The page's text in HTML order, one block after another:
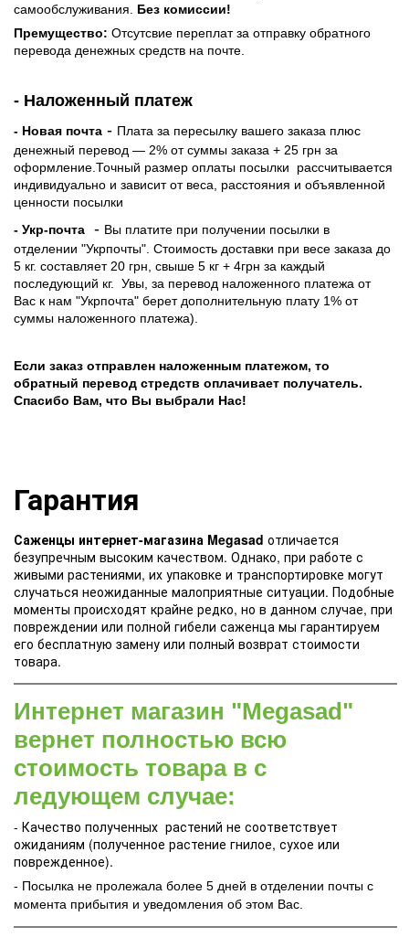
самообслуживания. Без комиссии!
Премущество: Отсутсвие переплат за отправку обратного
перевода денежных средств на почте.
- Наложенный платеж
- Новая почта - Плата за пересылку вашего заказа плюс
денежный перевод — 2% от суммы заказа + 25 грн за
оформление.Точный размер оплаты посылки рассчитывается
индивидуально и зависит от веса, расстояния и объявленной
ценности посылки
- Укр-почта
- Вы платите при получении посылки в
отделении "Укрпочты". Стоимость доставки при весе заказа до
5 кг. составляет 20 грн, свыше 5 кг + 4грн за каждый
последующий кг. Увы, за перевод наложенного платежа от
Вас к нам "Укрпочта" берет дополнительную плату 1% от
суммы наложенного платежа).
Если заказ отправлен наложенным платежом, то
обратный перевод стредств оплачивает получатель.
Спасибо Вам, что Вы выбрали Нас!
Гарантия
Саженцы интернет-магазина Megasad отличается
безупречным высоким качеством. Однако, при работе с
живыми растениями, их упаковке и транспортировке могут
случаться неожиданные малоприятные ситуации. Подобные
моменты происходят крайне редко, но в данном случае, при
повреждении или полной гибели саженца мы гарантируем
его бесплатную замену или полный возврат стоимости
товара.
Интернет магазин "Megasad"
вернет полностью всю
стоимость товара в с
ледующем случае:
- Качество полученных растений не соответствует
ожиданиям (полученное растение гнилое, сухое или
поврежденное).
- Посылка не пролежала более 5 дней в отделении почты с
момента прибытия и уведомления об этом Вас.